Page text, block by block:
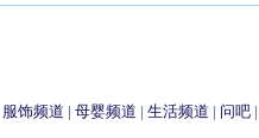
服饰频道 | 母婴频道 | 生活频道 | 问吧 |